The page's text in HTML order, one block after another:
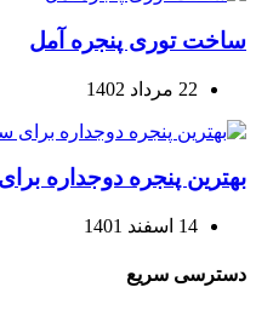
ساخت توری پنجره آمل
22 مرداد 1402
بهترین پنجره دوجداره
14 اسفند 1401
دسترسی سریع